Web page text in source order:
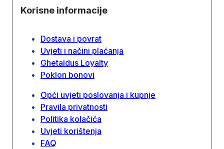
Korisne informacije
Dostava i povrat
Uvjeti i načini plaćanja
Ghetaldus Loyalty
Poklon bonovi
Opći uvjeti poslovanja i kupnje
Pravila privatnosti
Politika kolačića
Uvjeti korištenja
FAQ